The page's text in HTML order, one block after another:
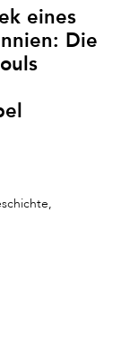
eines
Die